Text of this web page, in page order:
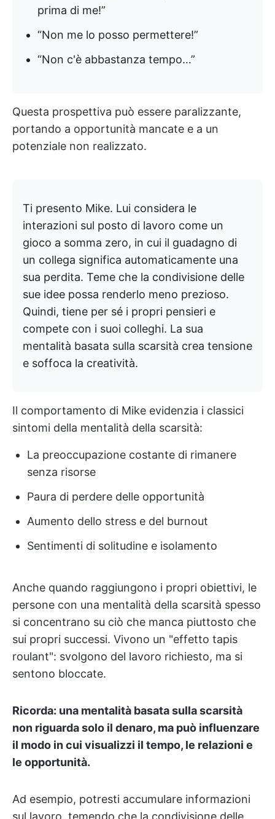
prima di me!”
“Non me lo posso permettere!”
“Non c'è abbastanza tempo…”
Questa prospettiva può essere paralizzante,
portando a opportunità mancate e a un
potenziale non realizzato.
Ti presento Mike. Lui considera le
interazioni sul posto di lavoro come un
gioco a somma zero, in cui il guadagno di
un collega significa automaticamente una
sua perdita. Teme che la condivisione delle
sue idee possa renderlo meno prezioso.
Quindi, tiene per sé i propri pensieri e
compete con i suoi colleghi. La sua
mentalità basata sulla scarsità crea tensione
e soffoca la creatività.
Il comportamento di Mike evidenzia i classici
sintomi della mentalità della scarsità:
La preoccupazione costante di rimanere
senza risorse
Paura di perdere delle opportunità
Aumento dello stress e del burnout
Sentimenti di solitudine e isolamento
Anche quando raggiungono i propri obiettivi, le
persone con una mentalità della scarsità spesso
si concentrano su ciò che manca piuttosto che
sui propri successi. Vivono un "effetto tapis
roulant": svolgono del lavoro richiesto, ma si
sentono bloccate.
Ricorda: una mentalità basata sulla scarsità
non riguarda solo il denaro, ma può influenzare
il modo in cui visualizzi il tempo, le relazioni e
le opportunità.
Ad esempio, potresti accumulare informazioni
sul lavoro, temendo che la condivisione delle